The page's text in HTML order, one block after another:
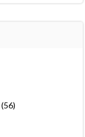
(56)